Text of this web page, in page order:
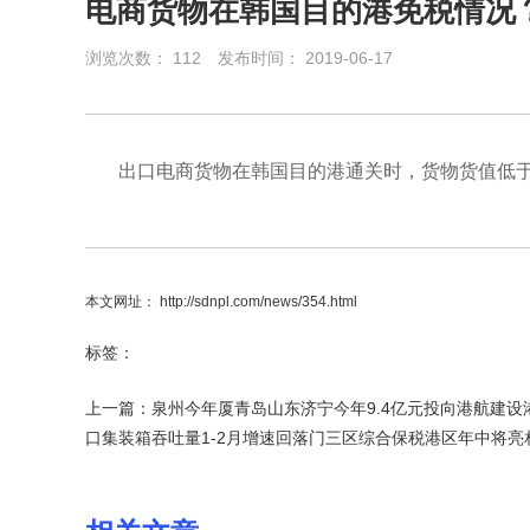
电商货物在韩国目的港免税情况
浏览次数： 112 发布时间： 2019-06-17
出口电商货物在韩国目的港通关时，货物货值低
本文网址： http://sdnpl.com/news/354.html
标签：
上一篇： 泉州今年厦青岛山东济宁今年9.4亿元投向港航建
口集装箱吞吐量1-2月增速回落门三区综合保税港区年中将